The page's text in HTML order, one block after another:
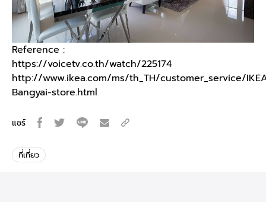
Reference :
https://voicetv.co.th/watch/225174
http://www.ikea.com/ms/th_TH/customer_service/
Bangyai-store.html
แชร์
ที่เที่ยว